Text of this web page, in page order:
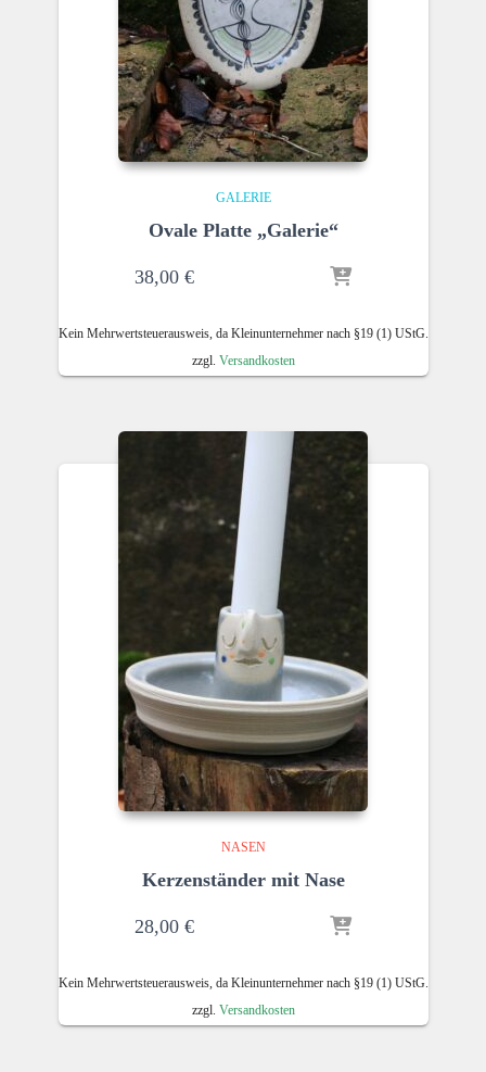
GALERIE
Ovale Platte „Galerie“
38,00 €
Kein Mehrwertsteuerausweis, da Kleinunternehmer nach §19 (1) UStG.
zzgl. Versandkosten
NASEN
Kerzenständer mit Nase
28,00 €
Kein Mehrwertsteuerausweis, da Kleinunternehmer nach §19 (1) UStG.
zzgl. Versandkosten